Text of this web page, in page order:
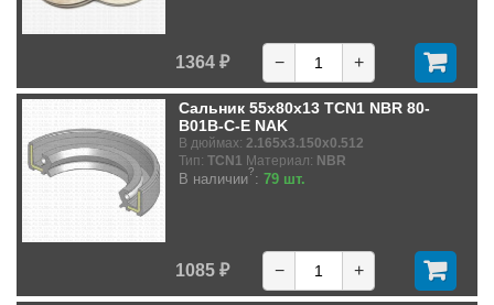
1364 ₽ − +
Сальник 55x80x13 TCN1 NBR 80-
B01B-C-E NAK
В дюймах: 2.165x3.150x0.512
Тип: TCN1 Материал: NBR
В наличии?: 79 шт.
1085 ₽ − +